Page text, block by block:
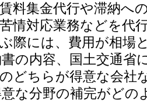
料集金代行や滞納へ
情対応業務などを代
際には、費用が相場
の内容、国土交通省
どちらが得意な会社
な分野の補完がど